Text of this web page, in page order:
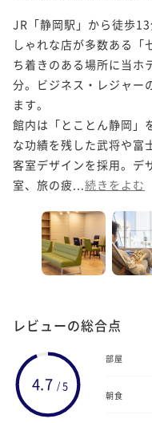
JR「静岡駅」から徒歩
しゃれな店が多数ある「
ち着きのある場所に当ホ
分。ビジネス・レジャー
ます。
館内は「とことん静岡」
な功績を残した武将や富
客室デザインを採用。デ
室、旅の疲... 続きをよむ
レビューの総合点
4.7 /5
部屋
朝食